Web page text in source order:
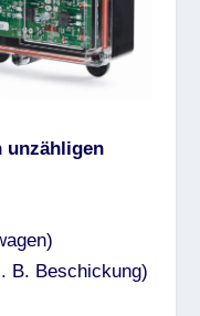
unzähligen
B. Beschickung)